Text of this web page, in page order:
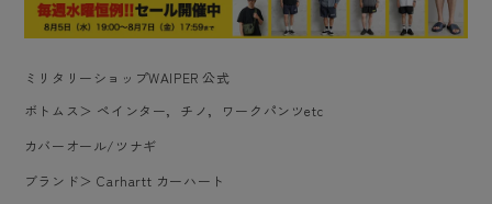
ミリタリーショップWAIPER 公式
ボトムス ＞ ペインター，チノ，ワークパンツetc
カバーオール/ツナギ
ブランド＞Carhartt カーハート